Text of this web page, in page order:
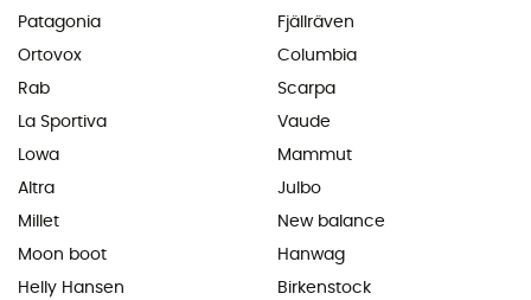
Patagonia
Ortovox
Rab
La Sportiva
Lowa
Altra
Millet
Moon boot
Helly Hansen
Fjällräven
Columbia
Scarpa
Vaude
Mammut
Julbo
New balance
Hanwag
Birkenstock